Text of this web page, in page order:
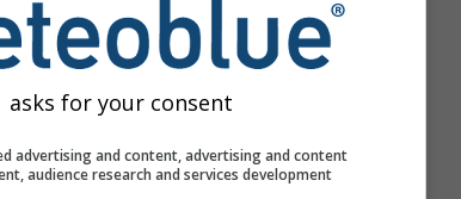
– zmena klímy Caraşova
asks for your consent
advertising and content, advertising and content
audience research and services development